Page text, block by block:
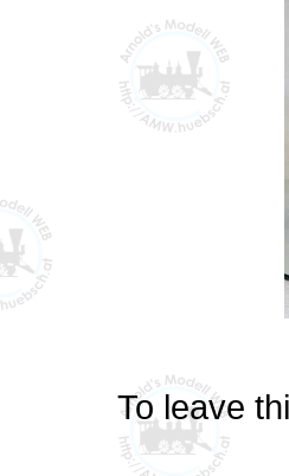
To leave